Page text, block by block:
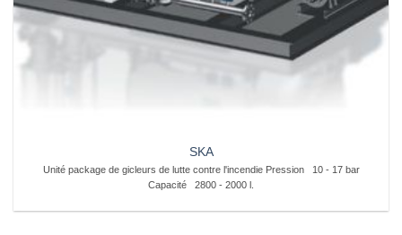
SKA
Unité package de gicleurs de lutte contre l'incendie Pression
10 - 17 bar
Capacité
2800 - 2000 l.